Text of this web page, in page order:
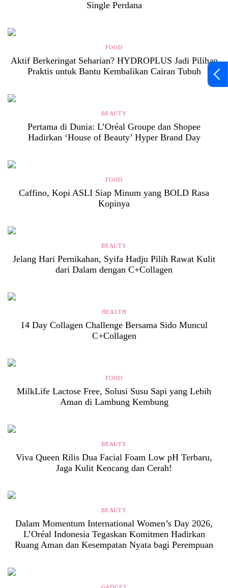
Single Perdana
FOOD
Aktif Berkeringat Seharian? HYDROPLUS Jadi Pilihan
Praktis untuk Bantu Kembalikan Cairan Tubuh
BEAUTY
Pertama di Dunia: L’Oréal Groupe dan Shopee
Hadirkan ‘House of Beauty’ Hyper Brand Day
FOOD
Caffino, Kopi ASLI Siap Minum yang BOLD Rasa
Kopinya
BEAUTY
Jelang Hari Pernikahan, Syifa Hadju Pilih Rawat Kulit
dari Dalam dengan C+Collagen
HEALTH
14 Day Collagen Challenge Bersama Sido Muncul
C+Collagen
FOOD
MilkLife Lactose Free, Solusi Susu Sapi yang Lebih
Aman di Lambung Kembung
BEAUTY
Viva Queen Rilis Dua Facial Foam Low pH Terbaru,
Jaga Kulit Kencang dan Cerah!
BEAUTY
Dalam Momentum International Women’s Day 2026,
L’Oréal Indonesia Tegaskan Komitmen Hadirkan
Ruang Aman dan Kesempatan Nyata bagi Perempuan